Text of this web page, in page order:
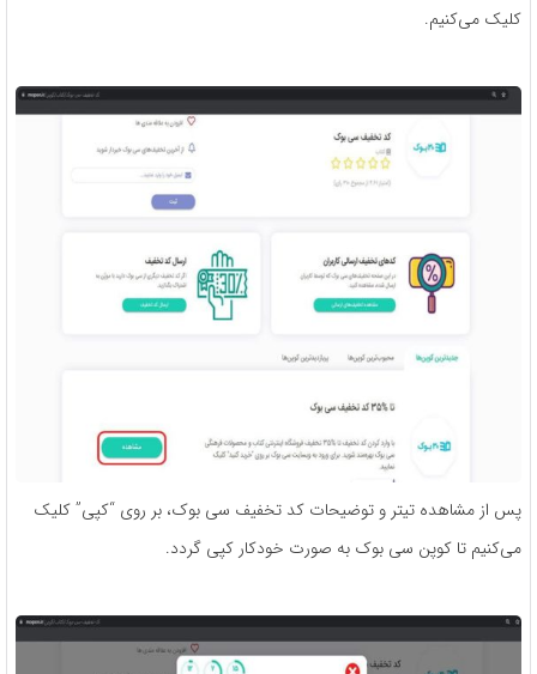
کلیک می‌کنیم.
پس از مشاهده تیتر و توضیحات کد تخفیف سی بوک، بر روی “کپی” کلیک
می‌کنیم تا کوپن سی بوک به‌ صورت خودکار کپی گردد.